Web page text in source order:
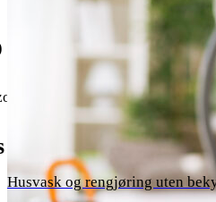
Husvask og rengjøring uten
› meny
AS – intermezzo.no